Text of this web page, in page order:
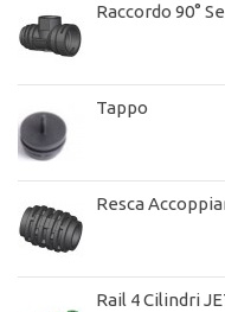
Raccordo 90°
Tappo
Resca
Rail 4 Cilindri